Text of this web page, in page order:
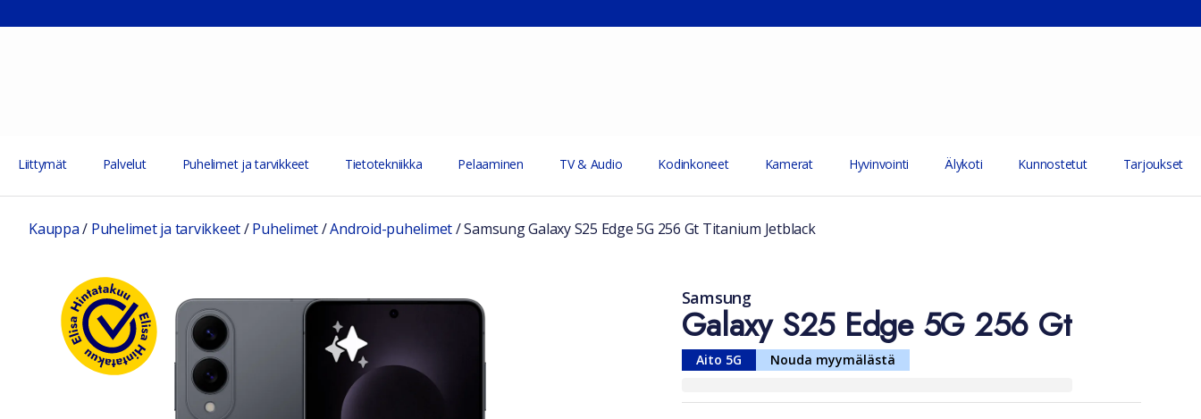
Liittymät Palvelut Puhelimet ja tarvikkeet Tietotekniikka Pelaaminen TV & Audio Kodinkoneet Kamerat Hyvinvointi Älykoti Kunnostetut Tarjoukset
Kauppa/ Puhelimet ja tarvikkeet/Puhelimet/Android-puhelimet/Samsung Galaxy S25 Edge 5G 256 Gt Titanium Jetblack
Samsung
Galaxy S25 Edge 5G 256 Gt
Aito 5G Nouda myymälästä